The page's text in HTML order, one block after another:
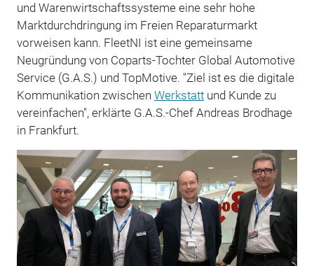
und Warenwirtschaftssysteme eine sehr hohe
Marktdurchdringung im Freien Reparaturmarkt
vorweisen kann. FleetNI ist eine gemeinsame
Neugründung von Coparts-Tochter Global Automotive
Service (G.A.S.) und TopMotive. "Ziel ist es die digitale
Kommunikation zwischen Werkstattund Kunde zu
vereinfachen", erklärte G.A.S.-Chef Andreas Brodhage
in Frankfurt.